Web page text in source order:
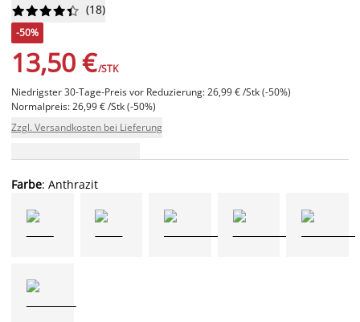





 (18)
-50%
13,50 €/STK
Niedrigster 30-Tage-Preis vor Reduzierung: 26,99 € /Stk (-50%)
Normalpreis: 26,99 € /Stk (-50%)
Zzgl. Versandkosten bei Lieferung
Farbe: Anthrazit